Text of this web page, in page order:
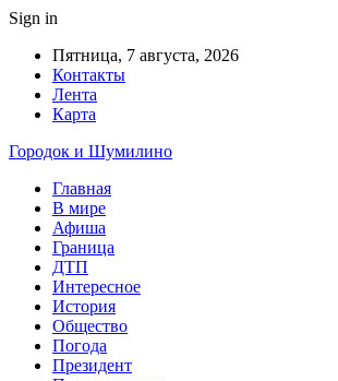
Sign in
Пятница, 7 августа, 2026
Контакты
Лента
Карта
Городок и Шумилино
Главная
В мире
Афиша
Граница
ДТП
Интересное
История
Общество
Погода
Президент